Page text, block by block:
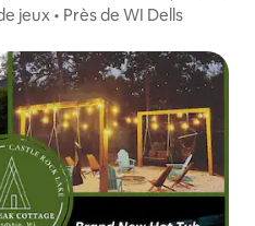
jeux • Près de WI Dells